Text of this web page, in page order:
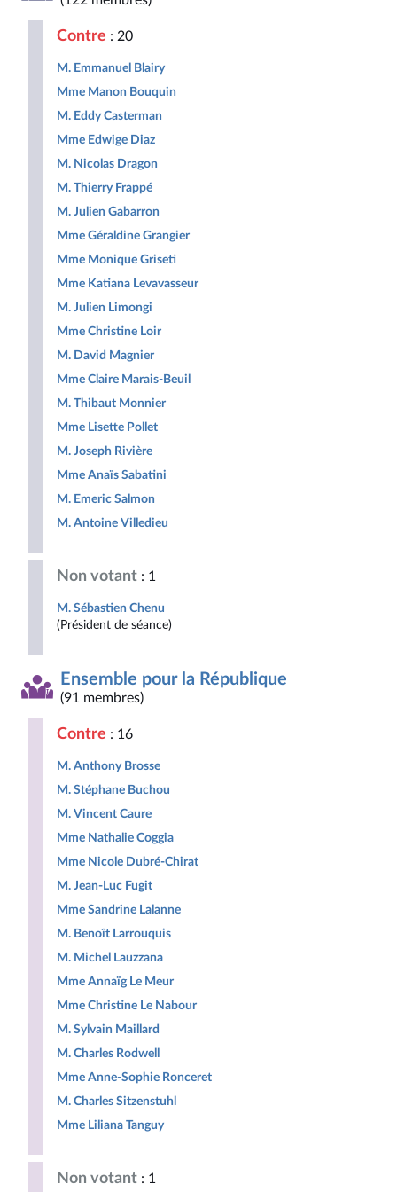
Républicaine
Contre : 20
M. Emmanuel Blairy
Mme Manon Bouquin
M. Eddy Casterman
Mme Edwige Diaz
M. Nicolas Dragon
M. Thierry Frappé
M. Julien Gabarron
Mme Géraldine Grangier
Mme Monique Griseti
Mme Katiana Levavasseur
M. Julien Limongi
Mme Christine Loir
M. David Magnier
Mme Claire Marais-Beuil
M. Thibaut Monnier
Mme Lisette Pollet
M. Joseph Rivière
Mme Anaïs Sabatini
M. Emeric Salmon
M. Antoine Villedieu
Non votant : 1
M. Sébastien Chenu
(Président de séance)
Ensemble pour la République
(91 membres)
Contre : 16
M. Anthony Brosse
M. Stéphane Buchou
M. Vincent Caure
Mme Nathalie Coggia
Mme Nicole Dubré-Chirat
M. Jean-Luc Fugit
Mme Sandrine Lalanne
M. Benoît Larrouquis
M. Michel Lauzzana
Mme Annaïg Le Meur
Mme Christine Le Nabour
M. Sylvain Maillard
M. Charles Rodwell
Mme Anne-Sophie Ronceret
M. Charles Sitzenstuhl
Mme Liliana Tanguy
Non votant : 1